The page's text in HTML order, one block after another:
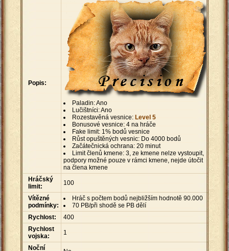
Popis:
Paladin: Ano
Lučištníci: Ano
Rozestavěná vesnice: Level 5
Bonusové vesnice: 4 na hráče
Fake limit: 1% bodů vesnice
Růst opuštěných vesnic: Do 4000 bodů
Začátečnická ochrana: 20 minut
Limit členů kmene: 3, ze kmene nelze vystoupit,
podpory možné pouze v rámci kmene, nejde útočit
na člena kmene
Hráčský
limit:
100
Vítězné
podmínky:
Hráč s počtem bodů nejbližším hodnotě 90.000
70 PB/při shodě se PB dělí
Rychlost:
400
Rychlost
vojska:
1
Noční